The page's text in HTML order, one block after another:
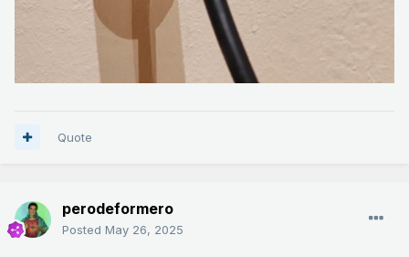
Quote
perodeformero
Posted May 26, 2025